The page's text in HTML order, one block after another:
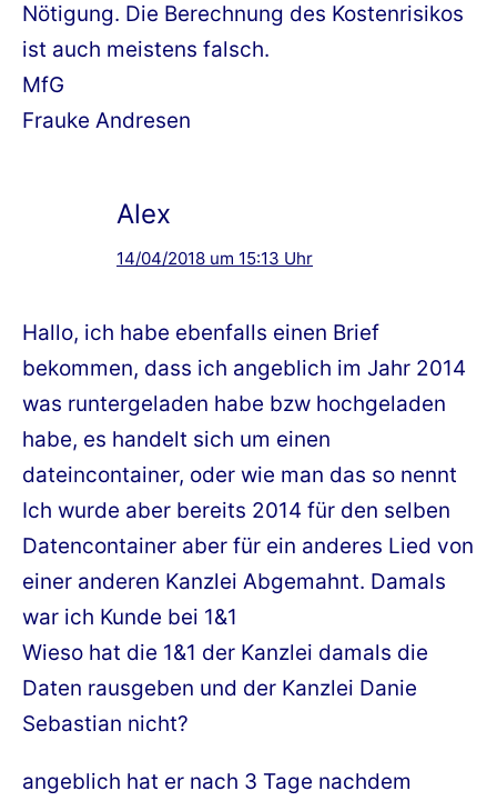
Nötigung. Die Berechnung des Kostenrisikos
ist auch meistens falsch.
MfG
Frauke Andresen
Alex
14/04/2018 um 15:13 Uhr
Hallo, ich habe ebenfalls einen Brief
bekommen, dass ich angeblich im Jahr 2014
was runtergeladen habe bzw hochgeladen
habe, es handelt sich um einen
dateincontainer, oder wie man das so nennt
Ich wurde aber bereits 2014 für den selben
Datencontainer aber für ein anderes Lied von
einer anderen Kanzlei Abgemahnt. Damals
war ich Kunde bei 1&1
Wieso hat die 1&1 der Kanzlei damals die
Daten rausgeben und der Kanzlei Danie
Sebastian nicht?
angeblich hat er nach 3 Tage nachdem